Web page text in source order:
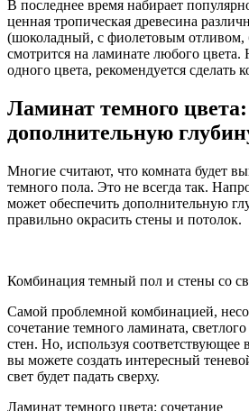
В последнее время набирает
ценная тропическая древесина
(шоколадный, с фиолетовым отливом,
смотрится на ламинате любого
одного цвета, рекомендуется сделать
Ламинат темного цвета:
дополнительную
Многие считают, что комната будет
темного пола. Это не всегда так.
может обеспечить дополнительную
правильно окрасить стены и потолок.
Комбинация темный пол и стены со
Самой проблемной комбинацией,
сочетание темного ламината,
стен. Но, используя соответствующее
вы можете создать интересный
свет будет падать сверху.
Ламинат темного цвета: сочетание